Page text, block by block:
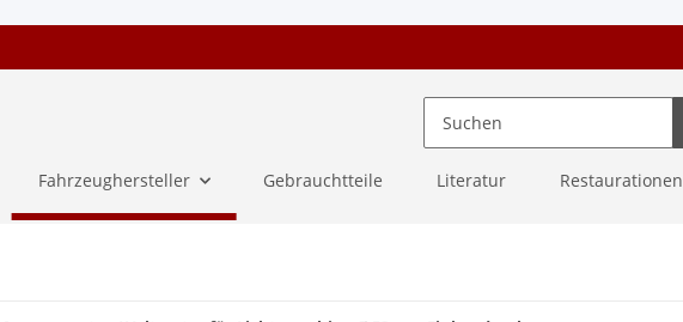
Fahrzeughersteller Gebrauchtteile Literatur Restaurationen